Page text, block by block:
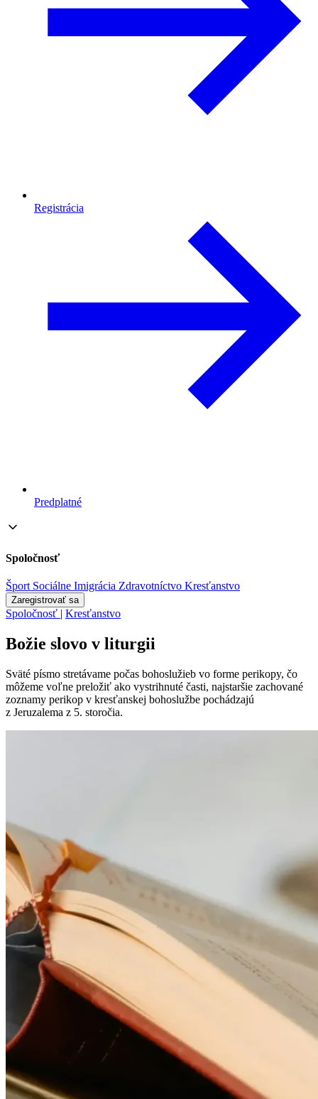
Registrácia
Predplatné
Spoločnosť
Šport Sociálne Imigrácia Zdravotníctvo Kresťanstvo
Zaregistrovať sa
Spoločnosť | Kresťanstvo
Božie slovo v liturgii
Sväté písmo stretávame počas bohoslužieb vo forme perikopy, čo
môžeme voľne preložiť ako vystrihnuté časti, najstaršie zachované
zoznamy perikop v kresťanskej bohoslužbe pochádzajú
z Jeruzalema z 5. storočia.